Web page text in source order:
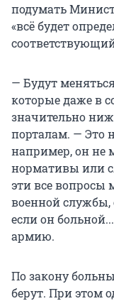
подумать
«всё будет
— Будут
которые даже в
значительно
порталам. — Это
например, он не
нормативы или
эти все
военной службы,
если он
армию.
По закону
берут. При этом